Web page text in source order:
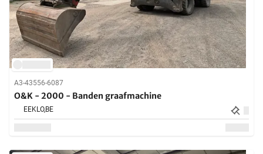
A3-43556-6087
O&K - 2000 - Banden graafmachine
EEKLO,BE